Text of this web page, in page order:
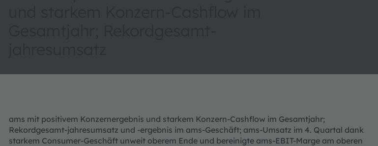
ams mit positivem Konzernergebnis und starkem Konzern-Cashflow im Gesamtjahr;
Rekordgesamt-jahresumsatz und -ergebnis im ams-Geschäft; ams-Umsatz im 4. Quartal dank
starkem Consumer-Geschäft unweit oberem Ende und bereinigte ams-EBIT-Marge am oberen